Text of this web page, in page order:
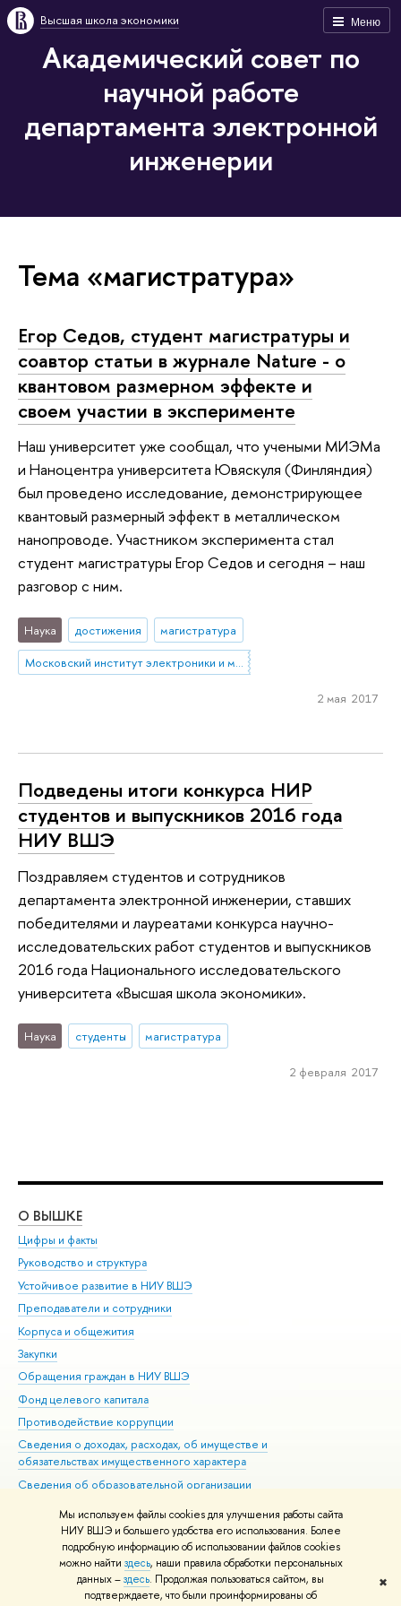
Мы используем файлы cookies для улучшения работы сайта
НИУ ВШЭ и большего удобства его использования. Более
подробную информацию об использовании файлов cookies
можно найти здесь, наши правила обработки персональных
данных –здесь. Продолжая пользоваться сайтом, вы
подтверждаете, что были проинформированы об
✖
Меню
Высшая школа экономики
Академический совет по
научной работе
департамента электронной
инженерии
Тема «магистратура»
Егор Седов, студент магистратуры и
соавтор статьи в журнале Nature - о
квантовом размерном эффекте и
своем участии в эксперименте
Наш университет уже сообщал, что учеными МИЭМа
и Наноцентра университета Ювяскуля (Финляндия)
был проведено исследование, демонстрирующее
квантовый размерный эффект в металлическом
нанопроводе. Участником эксперимента стал
студент магистратуры Егор Седов и сегодня – наш
разговор с ним.
Наука достижения
магистратура
Московский институт электроники и математики им. А.Н. Тихонова
2 мая 2017
Подведены итоги конкурса НИР
студентов и выпускников 2016 года
НИУ ВШЭ
Поздравляем студентов и сотрудников
департамента электронной инженерии, ставших
победителями и лауреатами конкурса научно-
исследовательских работ студентов и выпускников
2016 года Национального исследовательского
университета «Высшая школа экономики».
Наука студенты магистратура
2 февраля 2017
О ВЫШКЕ
Цифры и факты
Руководство и структура
Устойчивое развитие в НИУ ВШЭ
Преподаватели и сотрудники
Корпуса и общежития
Закупки
Обращения граждан в НИУ ВШЭ
Фонд целевого капитала
Противодействие коррупции
Сведения о доходах, расходах, об имуществе и
обязательствах имущественного характера
Сведения об образовательной организации
Людям с ограниченными возможностями здоровья
Единая платежная страница
Работа в Вышке